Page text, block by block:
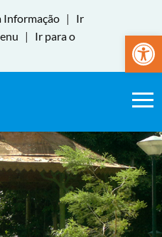
Abrir
Informação |
Ir
|
Ir para o